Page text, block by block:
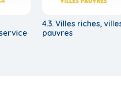
4.3. Villes riches,
pauvres